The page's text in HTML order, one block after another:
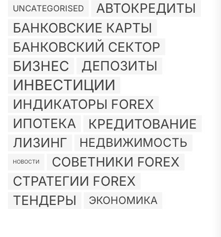
UNCATEGORISED АВТОКРЕДИТЫ
БАНКОВСКИЕ КАРТЫ
БАНКОВСКИЙ СЕКТОР
БИЗНЕС ДЕПОЗИТЫ
ИНВЕСТИЦИИ
ИНДИКАТОРЫ FOREX
ИПОТЕКА
КРЕДИТОВАНИЕ
ЛИЗИНГ НЕДВИЖИМОСТЬ
НОВОСТИ
СОВЕТНИКИ FOREX
СТРАТЕГИИ FOREX
ТЕНДЕРЫ
ЭКОНОМИКА